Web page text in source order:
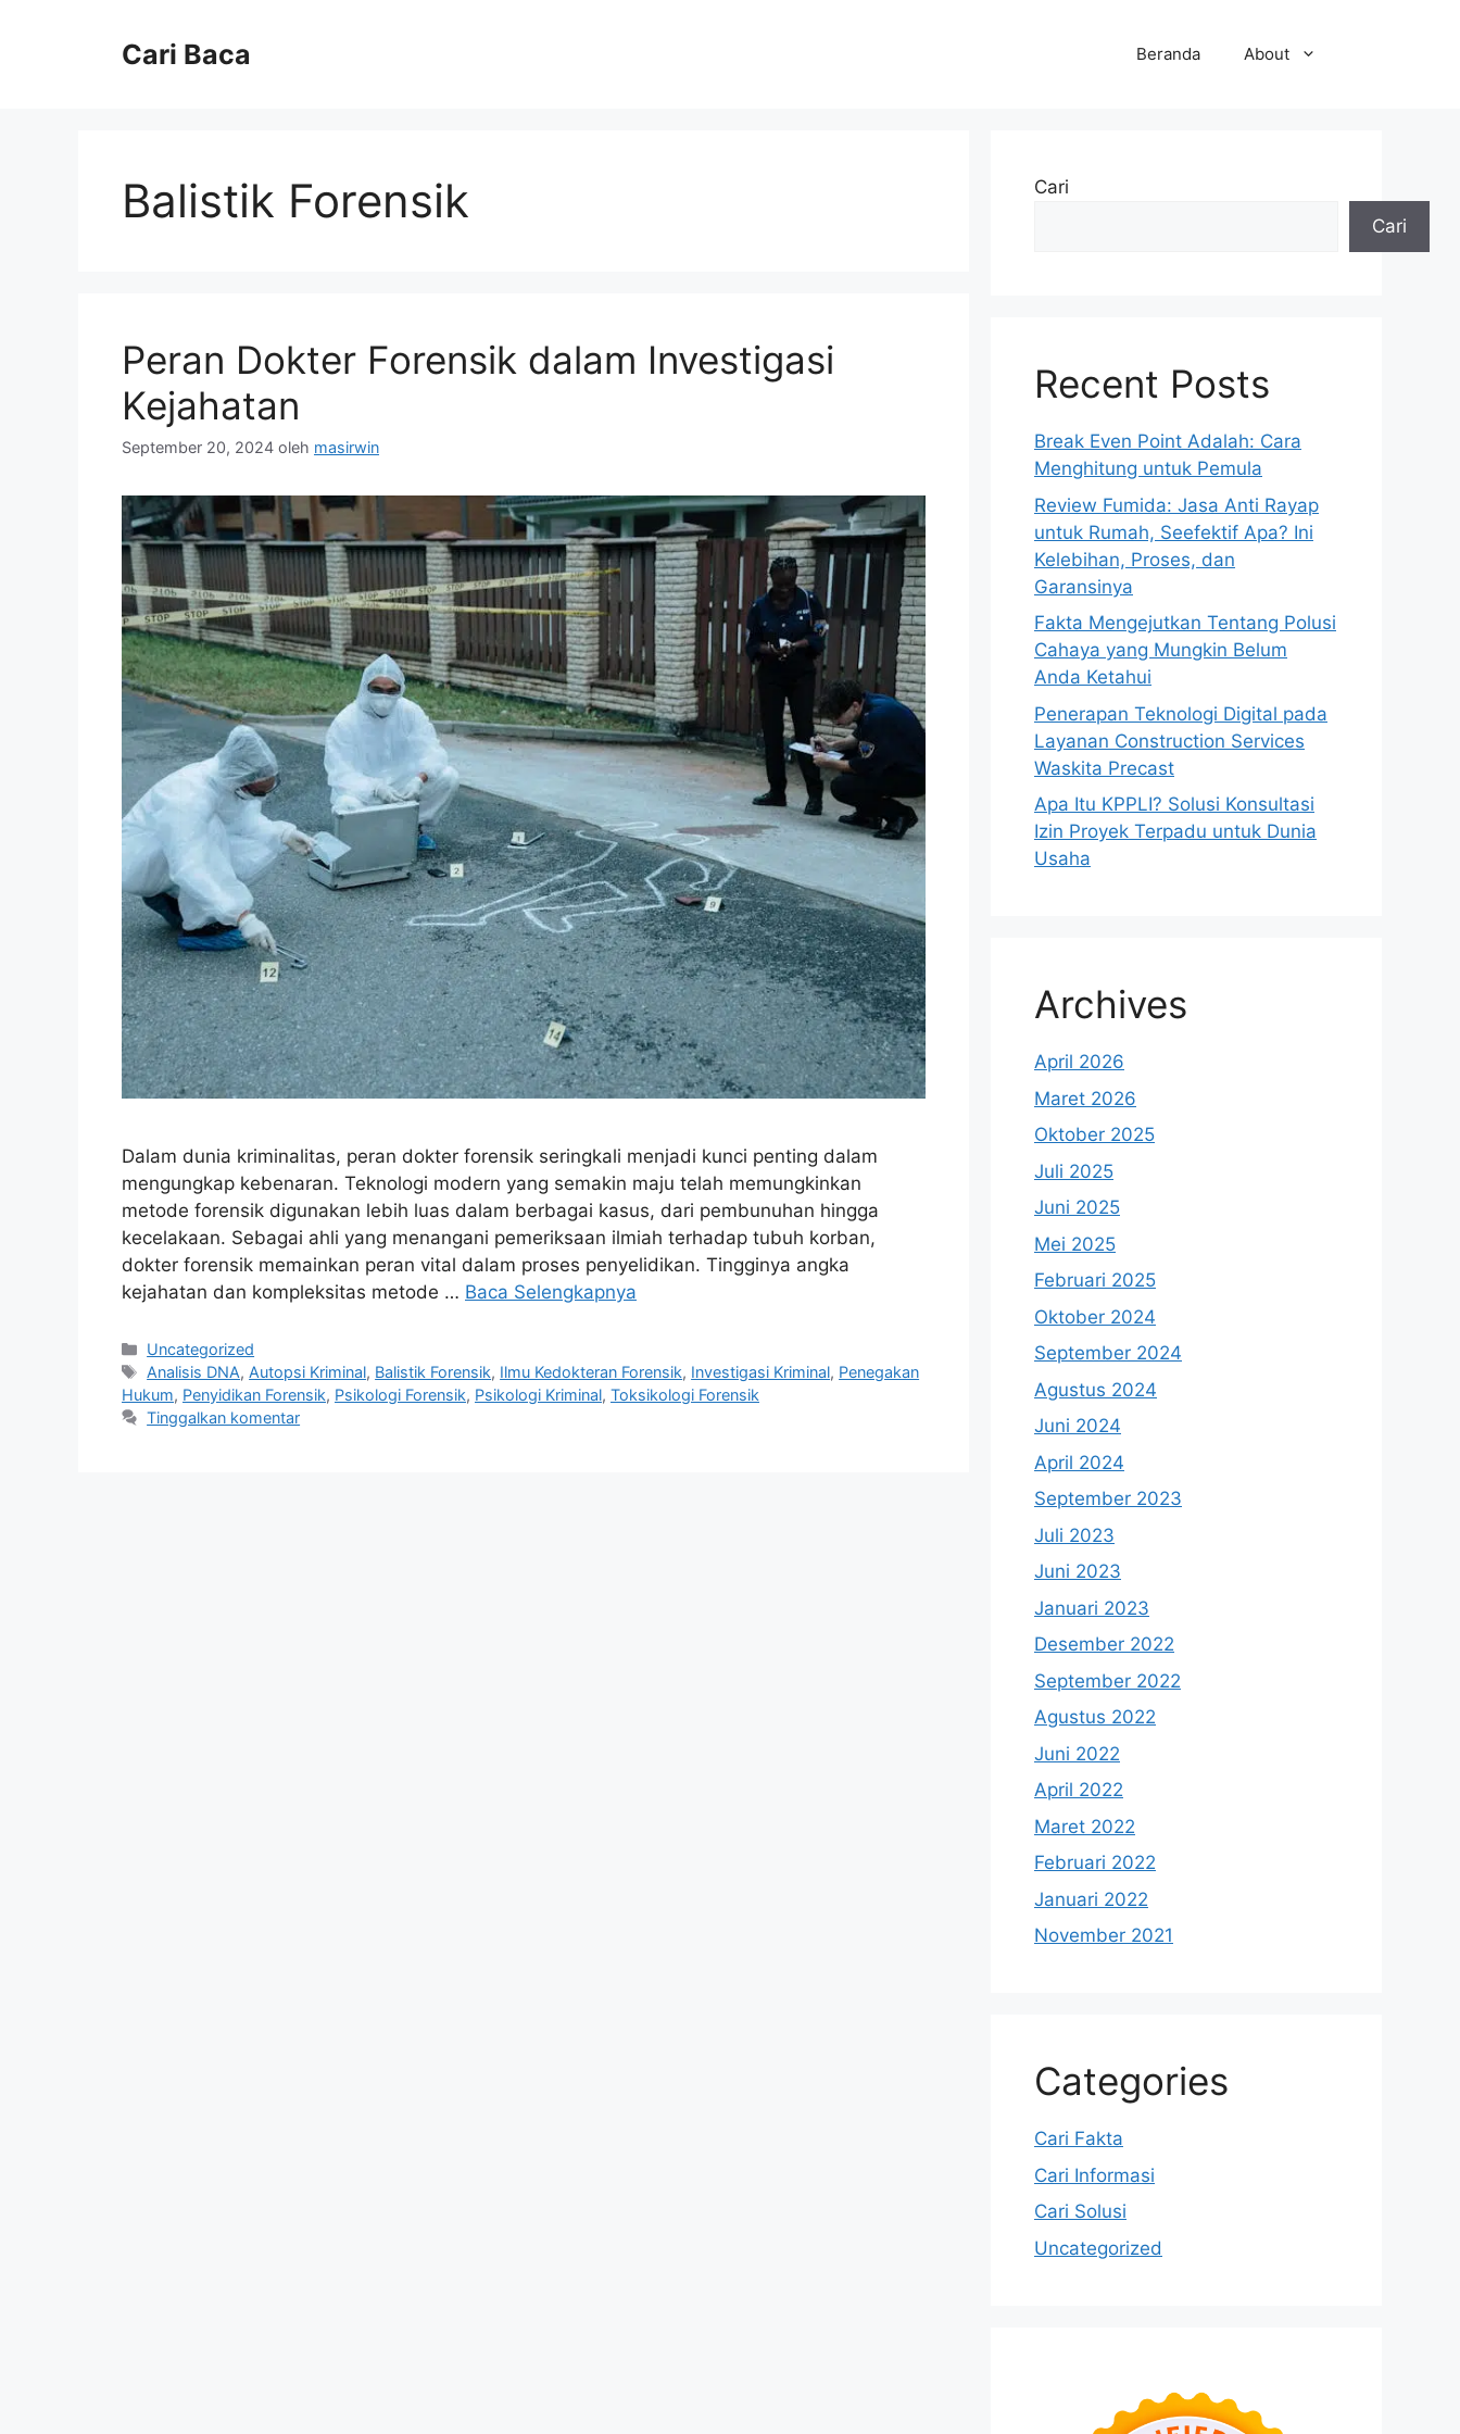
Cari Baca Beranda About
Balistik Forensik
Peran Dokter Forensik dalam Investigasi
Kejahatan
September 20, 2024 oleh masirwin
Dalam dunia kriminalitas, peran dokter forensik seringkali menjadi kunci penting dalam
mengungkap kebenaran. Teknologi modern yang semakin maju telah memungkinkan
metode forensik digunakan lebih luas dalam berbagai kasus, dari pembunuhan hingga
kecelakaan. Sebagai ahli yang menangani pemeriksaan ilmiah terhadap tubuh korban,
dokter forensik memainkan peran vital dalam proses penyelidikan. Tingginya angka
kejahatan dan kompleksitas metode … Baca Selengkapnya
Kategori
Uncategorized
Tag
Analisis DNA, Autopsi Kriminal, Balistik Forensik, Ilmu Kedokteran Forensik, Investigasi Kriminal, Penegakan
Hukum, Penyidikan Forensik, Psikologi Forensik, Psikologi Kriminal, Toksikologi Forensik
Tinggalkan komentar
Cari
Cari
Recent Posts
Break Even Point Adalah: Cara
Menghitung untuk Pemula
Review Fumida: Jasa Anti Rayap
untuk Rumah, Seefektif Apa? Ini
Kelebihan, Proses, dan
Garansinya
Fakta Mengejutkan Tentang Polusi
Cahaya yang Mungkin Belum
Anda Ketahui
Penerapan Teknologi Digital pada
Layanan Construction Services
Waskita Precast
Apa Itu KPPLI? Solusi Konsultasi
Izin Proyek Terpadu untuk Dunia
Usaha
Archives
April 2026
Maret 2026
Oktober 2025
Juli 2025
Juni 2025
Mei 2025
Februari 2025
Oktober 2024
September 2024
Agustus 2024
Juni 2024
April 2024
September 2023
Juli 2023
Juni 2023
Januari 2023
Desember 2022
September 2022
Agustus 2022
Juni 2022
April 2022
Maret 2022
Februari 2022
Januari 2022
November 2021
Categories
Cari Fakta
Cari Informasi
Cari Solusi
Uncategorized